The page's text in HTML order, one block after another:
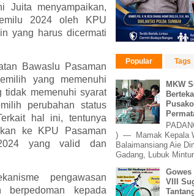
Juita menyampaikan,
2024 oleh KPU
yang harus dicermati
Bawaslu Pasaman
yang memenuhi
tidak memenuhi syarat
perubahan status
hal ini, tentunya
ke KPU Pasaman
yang valid dan
pengawasan
berpedoman kepada
Popular Tags
MKW
) — Mamak Kepala
Balaimansiang Aie
Gadang, Lubuk
VIII